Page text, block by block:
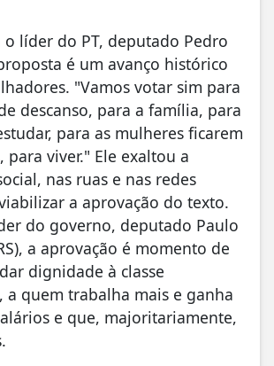
o líder do PT, deputado Pedro
é um avanço histórico
"Vamos votar sim para
descanso, para a família, para
para as mulheres ficarem
para viver." Ele exaltou a
nas ruas e nas redes
a aprovação do texto.
do governo, deputado Paulo
a aprovação é momento de
dignidade à classe
a quem trabalha mais e ganha
e que, majoritariamente,